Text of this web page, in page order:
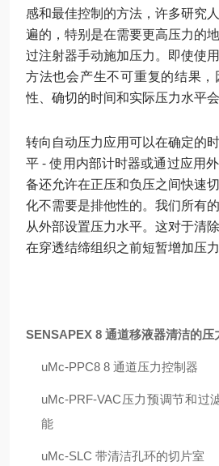
感和最佳控制的方法，许多研究
遍的，特别是在需要更高压力的
过注射器手动施加压力。即使使
方法也会产生不可重复的结果
性、确切的时间和实际压力水平会
转向自动压力应用可以在确定的
平 - 使用内部计时器或通过应用
备还允许在正压和负压之间快速
化不需要是排他性的。我们所有
从外部设置压力水平。这对于清
在穿透结缔组织之前短暂增加压
SENSAPEX 8 通道移液器清洁的压
uMc-PPC8 8 通道压力控制器
uMc-PRF-VAC压力预调节和过
能
uMc-SLC 带清洁孔环的切片室